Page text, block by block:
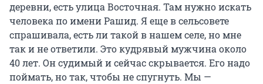
деревни, есть улица Восточная. Там нужно искать
человека по имени Рашид. Я еще в сельсовете
спрашивала, есть ли такой в нашем селе, но мне
так и не ответили. Это кудрявый мужчина около
40 лет. Он судимый и сейчас скрывается. Его надо
поймать, но так, чтобы не спугнуть. Мы —